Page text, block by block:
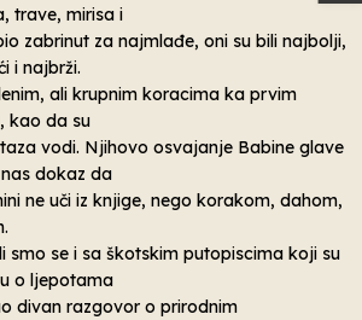
trave, mirisa i
zabrinut za najmlađe, oni su bili najbolji,
i najbrži.
ali krupnim koracima ka prvim
kao da su
vodi. Njihovo osvajanje Babine glave
dokaz da
ne uči iz knjige, nego korakom, dahom,
smo se i sa škotskim putopiscima koji su
o ljepotama
divan razgovor o prirodnim